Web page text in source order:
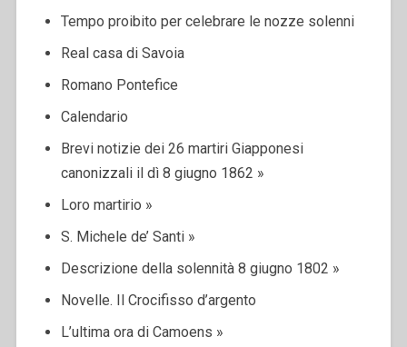
Tempo proibito per celebrare le nozze solenni
Real casa di Savoia
Romano Pontefice
Calendario
Brevi notizie dei 26 martiri Giapponesi
canonizzali il dì 8 giugno 1862 »
Loro martirio »
S. Michele de’ Santi »
Descrizione della solennità 8 giugno 1802 »
Novelle. Il Crocifisso d’argento
L’ultima ora di Camoens »